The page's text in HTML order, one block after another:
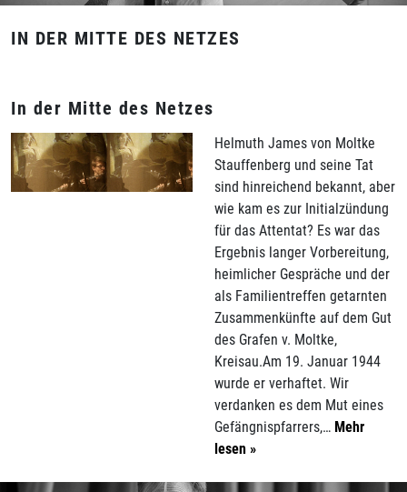
IN DER MITTE DES NETZES
In der Mitte des Netzes
Helmuth James von Moltke
Stauffenberg und seine Tat
sind hinreichend bekannt, aber
wie kam es zur Initialzündung
für das Attentat? Es war das
Ergebnis langer Vorbereitung,
heimlicher Gespräche und der
als Familientreffen getarnten
Zusammenkünfte auf dem Gut
des Grafen v. Moltke,
Kreisau.Am 19. Januar 1944
wurde er verhaftet. Wir
verdanken es dem Mut eines
Gefängnispfarrers,… Mehr
lesen »